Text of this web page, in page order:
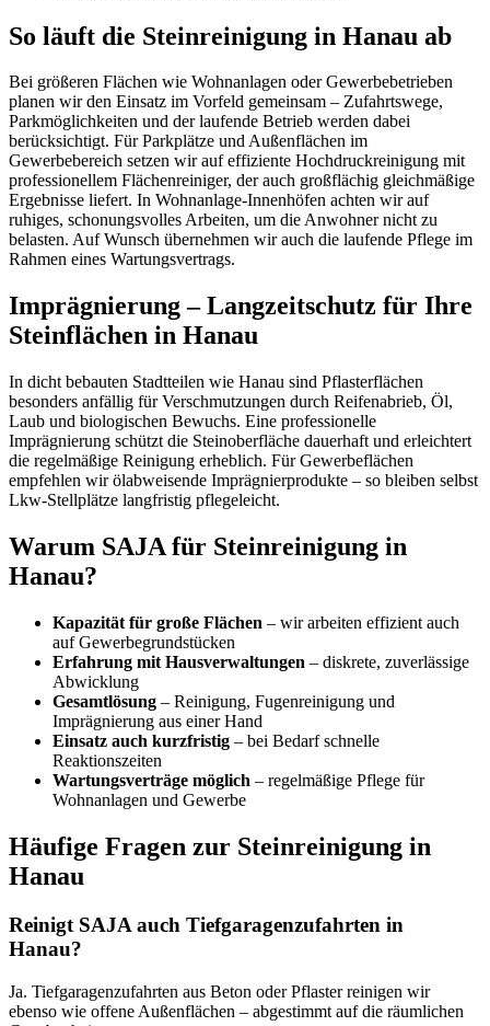
So läuft die Steinreinigung in Hanau ab
Bei größeren Flächen wie Wohnanlagen oder Gewerbebetrieben
planen wir den Einsatz im Vorfeld gemeinsam – Zufahrtswege,
Parkmöglichkeiten und der laufende Betrieb werden dabei
berücksichtigt. Für Parkplätze und Außenflächen im
Gewerbebereich setzen wir auf effiziente Hochdruckreinigung mit
professionellem Flächenreiniger, der auch großflächig gleichmäßige
Ergebnisse liefert. In Wohnanlage-Innenhöfen achten wir auf
ruhiges, schonungsvolles Arbeiten, um die Anwohner nicht zu
belasten. Auf Wunsch übernehmen wir auch die laufende Pflege im
Rahmen eines Wartungsvertrags.
Imprägnierung – Langzeitschutz für Ihre
Steinflächen in Hanau
In dicht bebauten Stadtteilen wie Hanau sind Pflasterflächen
besonders anfällig für Verschmutzungen durch Reifenabrieb, Öl,
Laub und biologischen Bewuchs. Eine professionelle
Imprägnierung schützt die Steinoberfläche dauerhaft und erleichtert
die regelmäßige Reinigung erheblich. Für Gewerbeflächen
empfehlen wir ölabweisende Imprägnierprodukte – so bleiben selbst
Lkw-Stellplätze langfristig pflegeleicht.
Warum SAJA für Steinreinigung in
Hanau?
Kapazität für große Flächen – wir arbeiten effizient auch
auf Gewerbegrundstücken
Erfahrung mit Hausverwaltungen – diskrete, zuverlässige
Abwicklung
Gesamtlösung – Reinigung, Fugenreinigung und
Imprägnierung aus einer Hand
Einsatz auch kurzfristig – bei Bedarf schnelle
Reaktionszeiten
Wartungsverträge möglich – regelmäßige Pflege für
Wohnanlagen und Gewerbe
Häufige Fragen zur Steinreinigung in
Hanau
Reinigt SAJA auch Tiefgaragenzufahrten in
Hanau?
Ja. Tiefgaragenzufahrten aus Beton oder Pflaster reinigen wir
ebenso wie offene Außenflächen – abgestimmt auf die räumlichen